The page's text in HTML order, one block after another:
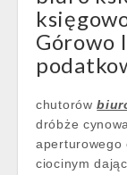
Górowo
chutorów
dróbże
aperturowego
ciocinym